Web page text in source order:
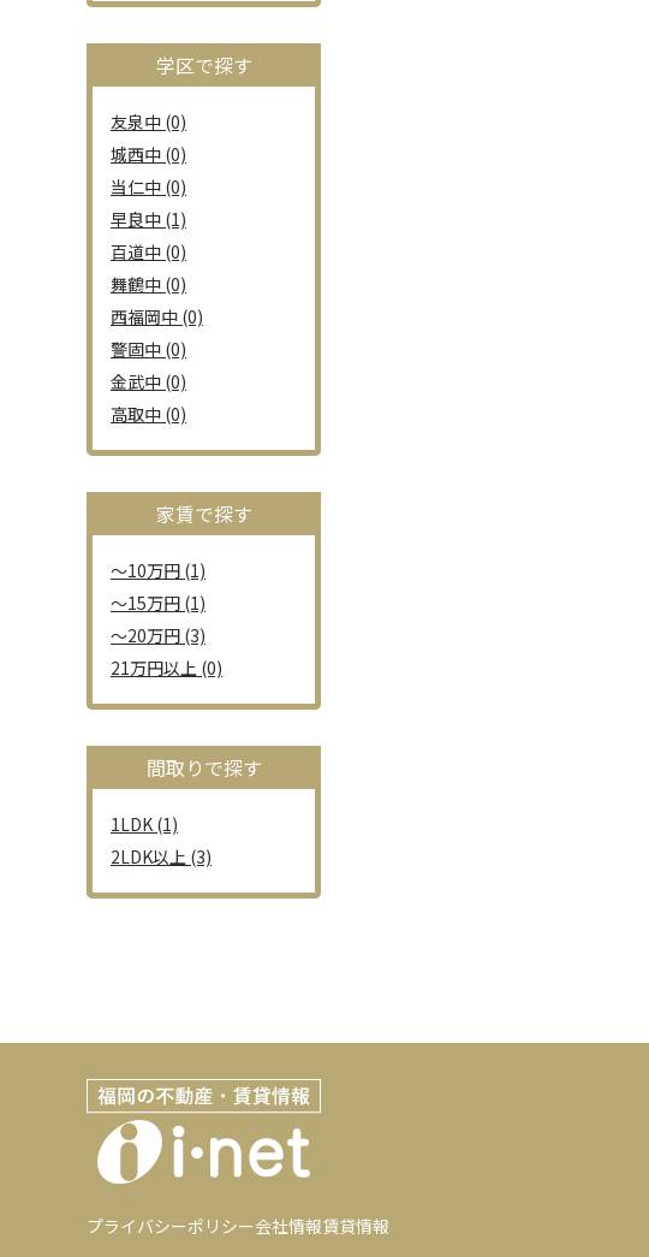
学区で探す
友泉中 (0)
城西中 (0)
当仁中 (0)
早良中 (1)
百道中 (0)
舞鶴中 (0)
西福岡中 (0)
警固中 (0)
金武中 (0)
高取中 (0)
家賃で探す
～10万円 (1)
～15万円 (1)
～20万円 (3)
21万円以上 (0)
間取りで探す
1LDK (1)
2LDK以上 (3)
プライバシーポリシー会社情報賃貸情報